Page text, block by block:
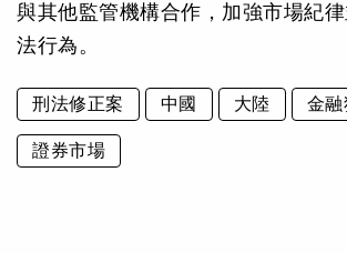
與其他監管機構合作，加強市場紀
法行為。
刑法修正案 中國 大陸 金融
證券市場